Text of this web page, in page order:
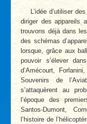
L’idée d’utiliser
diriger des appareils
trouvons déjà dans
des schémas
lorsque, grâce aux
pouvoir s’élever
d’Amécourt,
Souvenirs de
s’attaquèrent au
l’époque des
Santos-Dumont,
l’histoire de